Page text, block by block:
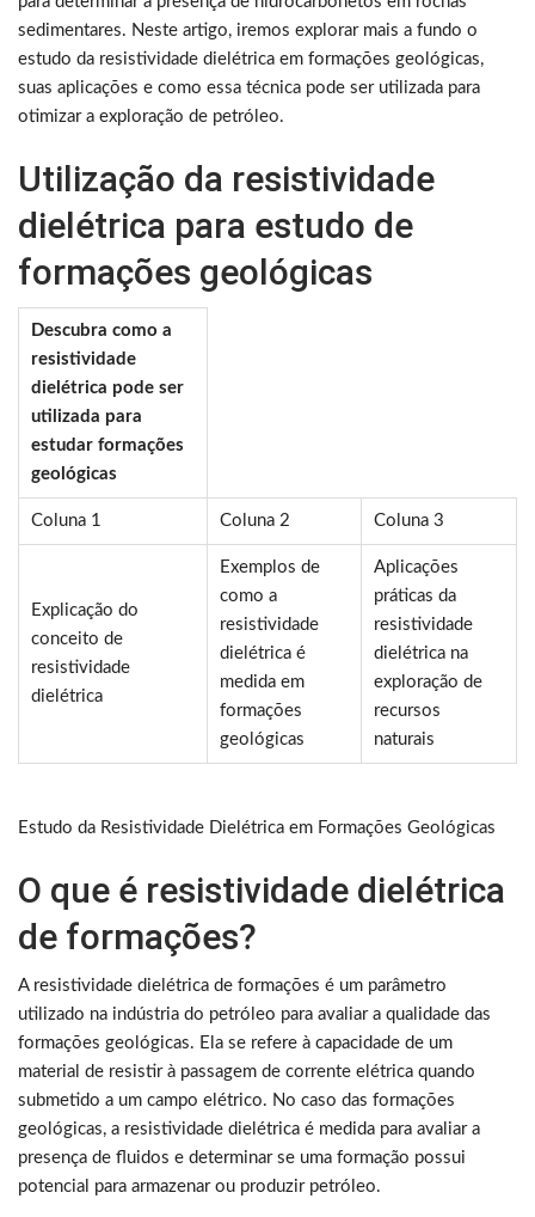
sedimentares. Neste artigo, iremos explorar mais a fundo o
estudo da resistividade dielétrica em formações geológicas,
suas aplicações e como essa técnica pode ser utilizada para
otimizar a exploração de petróleo.
Utilização da resistividade
dielétrica para estudo de
formações geológicas
Descubra como a
resistividade
dielétrica pode ser
utilizada para
estudar formações
geológicas
Coluna 1 Coluna 2 Coluna 3
Explicação do
conceito de
resistividade
dielétrica
Exemplos de
como a
resistividade
dielétrica é
medida em
formações
geológicas
Aplicações
práticas da
resistividade
dielétrica na
exploração de
recursos
naturais
Estudo da Resistividade Dielétrica em Formações Geológicas
O que é resistividade dielétrica
de formações?
A resistividade dielétrica de formações é um parâmetro
utilizado na indústria do petróleo para avaliar a qualidade das
formações geológicas. Ela se refere à capacidade de um
material de resistir à passagem de corrente elétrica quando
submetido a um campo elétrico. No caso das formações
geológicas, a resistividade dielétrica é medida para avaliar a
presença de fluidos e determinar se uma formação possui
potencial para armazenar ou produzir petróleo.